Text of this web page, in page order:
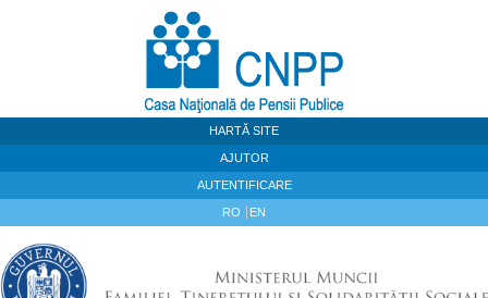
HARTĂ SITE
AJUTOR
AUTENTIFICARE
RO EN